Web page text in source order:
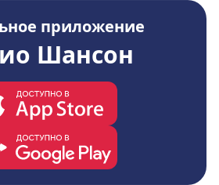
приложение
Шансон